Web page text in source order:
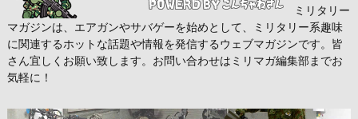
ミリタリー
マガジンは、エアガンやサバゲーを始めとして、ミリタリー系趣味
に関連するホットな話題や情報を発信するウェブマガジンです。皆
さん宜しくお願い致します。お問い合わせはミリマガ編集部までお
気軽に！